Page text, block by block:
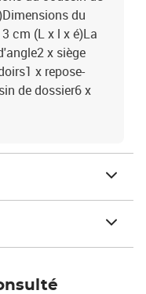
du
cm (L x l x é)La
x siège
x repose-
de dossier6 x